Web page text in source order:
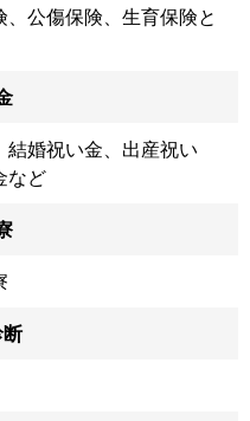
公傷保険、生育保険と
婚祝い金、出産祝い
など